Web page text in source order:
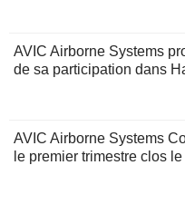
AVIC Airborne Systems
de sa participation dans
AVIC Airborne Systems
le premier trimestre clos